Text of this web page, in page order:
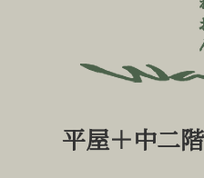
平屋＋中二